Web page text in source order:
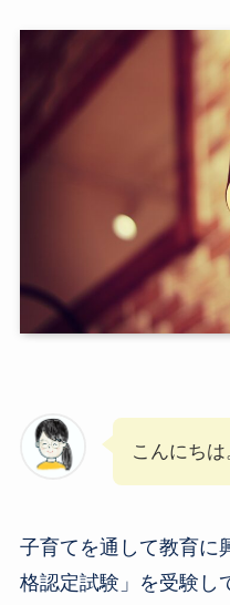
こんにちは
子育てを通して教育に
格認定試験」を受験し